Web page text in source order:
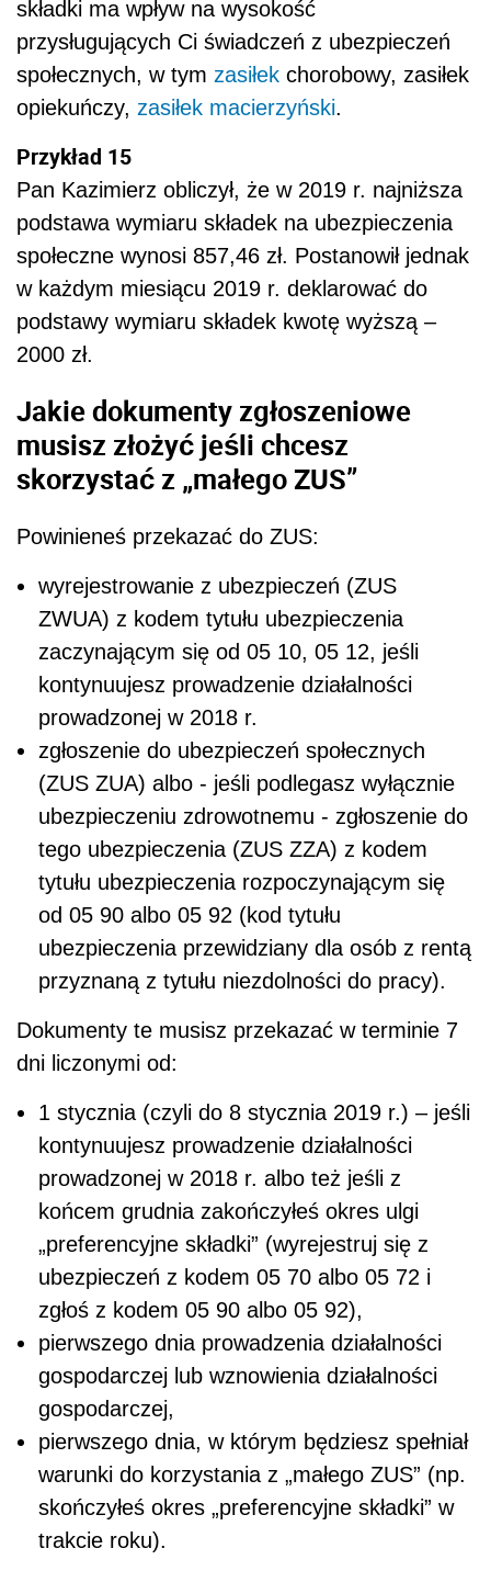
składki ma wpływ na wysokość
przysługujących Ci świadczeń z ubezpieczeń
społecznych, w tym zasiłek chorobowy, zasiłek
opiekuńczy, zasiłek macierzyński.
Przykład 15
Pan Kazimierz obliczył, że w 2019 r. najniższa
podstawa wymiaru składek na ubezpieczenia
społeczne wynosi 857,46 zł. Postanowił jednak
w każdym miesiącu 2019 r. deklarować do
podstawy wymiaru składek kwotę wyższą –
2000 zł.
Jakie dokumenty zgłoszeniowe
musisz złożyć jeśli chcesz
skorzystać z „małego ZUS”
Powinieneś przekazać do ZUS:
wyrejestrowanie z ubezpieczeń (ZUS
ZWUA) z kodem tytułu ubezpieczenia
zaczynającym się od 05 10, 05 12, jeśli
kontynuujesz prowadzenie działalności
prowadzonej w 2018 r.
zgłoszenie do ubezpieczeń społecznych
(ZUS ZUA) albo - jeśli podlegasz wyłącznie
ubezpieczeniu zdrowotnemu - zgłoszenie do
tego ubezpieczenia (ZUS ZZA) z kodem
tytułu ubezpieczenia rozpoczynającym się
od 05 90 albo 05 92 (kod tytułu
ubezpieczenia przewidziany dla osób z rentą
przyznaną z tytułu niezdolności do pracy).
Dokumenty te musisz przekazać w terminie 7
dni liczonymi od:
1 stycznia (czyli do 8 stycznia 2019 r.) – jeśli
kontynuujesz prowadzenie działalności
prowadzonej w 2018 r. albo też jeśli z
końcem grudnia zakończyłeś okres ulgi
„preferencyjne składki” (wyrejestruj się z
ubezpieczeń z kodem 05 70 albo 05 72 i
zgłoś z kodem 05 90 albo 05 92),
pierwszego dnia prowadzenia działalności
gospodarczej lub wznowienia działalności
gospodarczej,
pierwszego dnia, w którym będziesz spełniał
warunki do korzystania z „małego ZUS” (np.
skończyłeś okres „preferencyjne składki” w
trakcie roku).